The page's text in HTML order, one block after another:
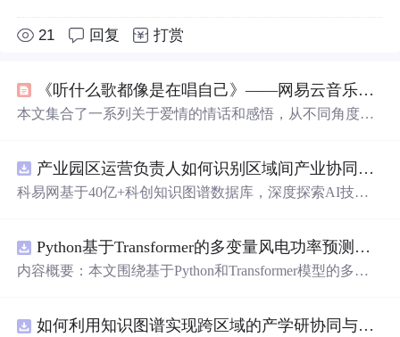
21 回复 打赏
《听什么歌都像是在唱自己》——网易云音乐那些热评
本文集合了一系列关于爱情的情话和感悟，从不同角度探
产业园区运营负责人如何识别区域间产业协同机会？.docx
科易网基于40亿+科创知识图谱数据库，深度探索AI技术
新领域的AI+数智化解决方案，推动科技创新与产业创新
智能化发展。
Python基于Transformer的多变量风电功率预测研究
内容概要：本文围绕基于Python和Transformer模型的多变
温度、湿度等多种气象及运行变量作为输入特征，构建高
如何利用知识图谱实现跨区域的产学研协同与资源对接？.docx